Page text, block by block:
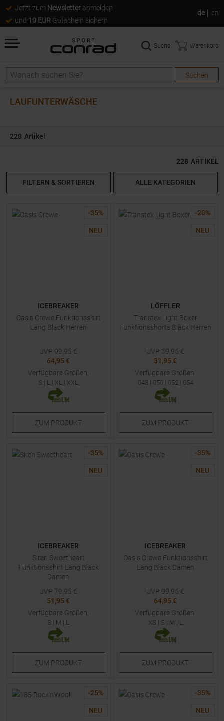
Jetzt zum Newsletter anmelden
und 10 EUR Gutschein sichern
de en
Suche
Suchen
Suche Warenkorb
LAUFUNTERWÄSCHE
228 Artikel
228 ARTIKEL
FILTERN & SORTIEREN ALLE KATEGORIEN
-35%
NEU
ICEBREAKER
Oasis Crewe Funktionsshirt
Lang Black Herren
UVP 99,95 €
64,95 €
Verfügbare Größen:
S | L | XL | XXL
ZUM PRODUKT
-20%
NEU
LÖFFLER
Transtex Light Boxer
Funktionsshorts Black Herren
UVP 39,95 €
31,95 €
Verfügbare Größen:
048 | 050 | 052| 054
ZUM PRODUKT
-35%
NEU
ICEBREAKER
Siren Sweetheart
Funktionsshirt Lang Black
Damen
UVP 79,95 €
51,95 €
Verfügbare Größen:
S | M | L
ZUM PRODUKT
-35%
NEU
ICEBREAKER
Oasis Crewe Funktionsshirt
Lang Black Damen
UVP 99,95 €
64,95 €
Verfügbare Größen:
XS | S | M | L
ZUM PRODUKT
-25%
NEU
-35%
NEU